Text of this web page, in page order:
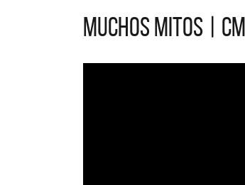
Muchos mitos |